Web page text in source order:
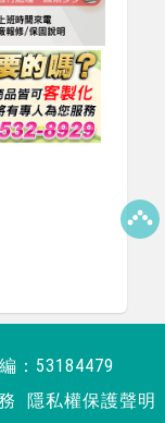
：53184479
隱私權保護聲明